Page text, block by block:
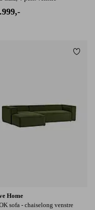
Home
sofa - chaiselong venstre